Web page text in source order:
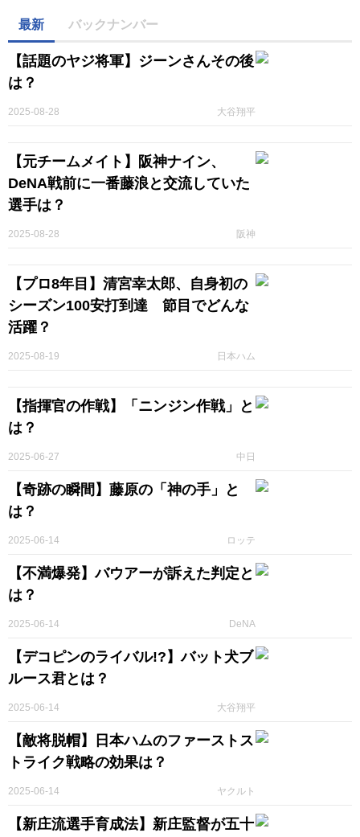
最新 バックナンバー
【話題のヤジ将軍】ジーンさんその後
は？
大谷翔平
2025-08-28
【元チームメイト】阪神ナイン、
DeNA戦前に一番藤浪と交流していた
選手は？
阪神
2025-08-28
【プロ8年目】清宮幸太郎、自身初の
シーズン100安打到達 節目でどんな
活躍？
日本ハム
2025-08-19
【指揮官の作戦】「ニンジン作戦」と
は？
中日
2025-06-27
【奇跡の瞬間】藤原の「神の手」と
は？
ロッテ
2025-06-14
【不満爆発】バウアーが訴えた判定と
は？
DeNA
2025-06-14
【デコピンのライバル!?】バット犬ブ
ルース君とは？
大谷翔平
2025-06-14
【敵将脱帽】日本ハムのファーストス
トライク戦略の効果は？
ヤクルト
2025-06-14
【新庄流選手育成法】新庄監督が五十